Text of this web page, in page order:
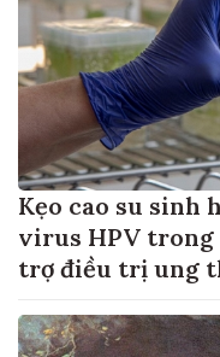
Kẹo cao su sinh
virus HPV trong
trợ điều trị ung